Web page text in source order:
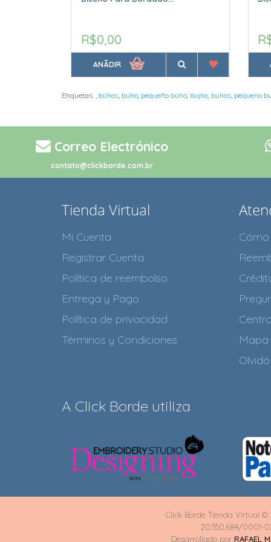
R$0,00
ANÃDIR
Etiquetas: , búhos, búho, pequeño búho, bujho, buhos, pequeno
Correo Electrónico
contato@clickborde.com.br
Tienda Virtual
Mi Cuenta
Registrar Cuenta
Política de reembolso
Entrega y Pago
Política de privacidad
Términos y Condiciones
Mapa
A Click Borde utiliza
Click Borde Tienda Virtual ©
20.550.684/0001-
Desarrollado por RAFAEL